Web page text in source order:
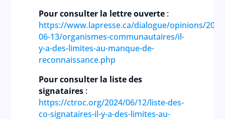
Pour consulter la lettre ouverte:
https://www.lapresse.ca/dialogue/opinions/
06-13/organismes-communautaires/il-
y-a-des-limites-au-manque-de-
reconnaissance.php
Pour consulter la liste des
signataires:
https://ctroc.org/2024/06/12/liste-des-
co-signataires-il-y-a-des-limites-au-